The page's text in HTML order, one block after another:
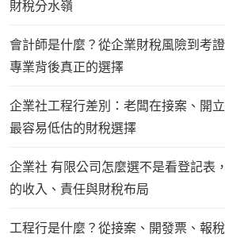
財稅分水嶺
會計師是什麼？從企業財稅風險到考
專業背後真正的選擇
企業社工程行差別：老闆在接案、開
最容易低估的財稅選擇
企業社 有限公司怎麼選不是看登記表
的收入、責任與財稅布局
工程行是什麼？從接案、開發票、報